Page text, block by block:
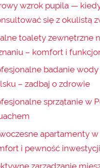
wzrok pupila —
się z okulistą
toalety zewnętrzne
– komfort i
badanie
– zadbaj o zdrowie
sprzątanie w
apartamenty w
i pewność inwestycji
zarządzanie